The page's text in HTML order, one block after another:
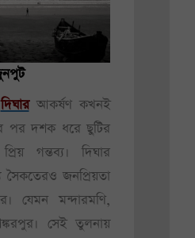
দিঘারআকর্ষণ কখনই
পর দশক ধরে ছুটির
গন্তব্য। দিঘার
সৈকতেরও জনপ্রিয়তা
যেমন মন্দারমণি,
সেই তুলনায়